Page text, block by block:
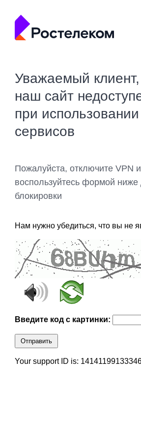
Уважаемый клиент,
наш сайт
при
сервисов
Пожалуйста, отключите VPN
воспользуйтесь формой ниже
блокировки
Нам нужно убедиться, что вы не
Введите код с картинки:
Отправить
Your support ID is: